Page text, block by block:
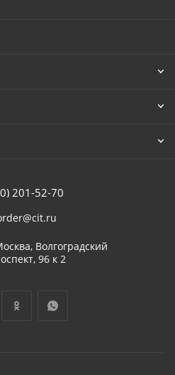
201-52-70
Волгоградский
96 к 2